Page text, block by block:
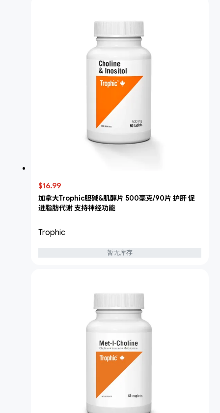
$16.99
加拿大Trophic胆碱&肌醇片 500毫克/90片 护肝 促
进脂肪代谢 支持神经功能
Trophic
暂无库存